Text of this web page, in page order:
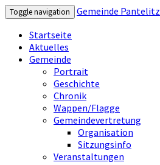
Toggle navigation
Gemeinde Pantelitz
Startseite
Aktuelles
Gemeinde
Portrait
Geschichte
Chronik
Wappen/Flagge
Gemeindevertretung
Organisation
Sitzungsinfo
Veranstaltungen